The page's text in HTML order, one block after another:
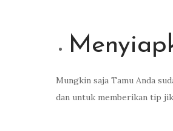
Mungkin saja Tamu Anda
dan untuk memberikan tip